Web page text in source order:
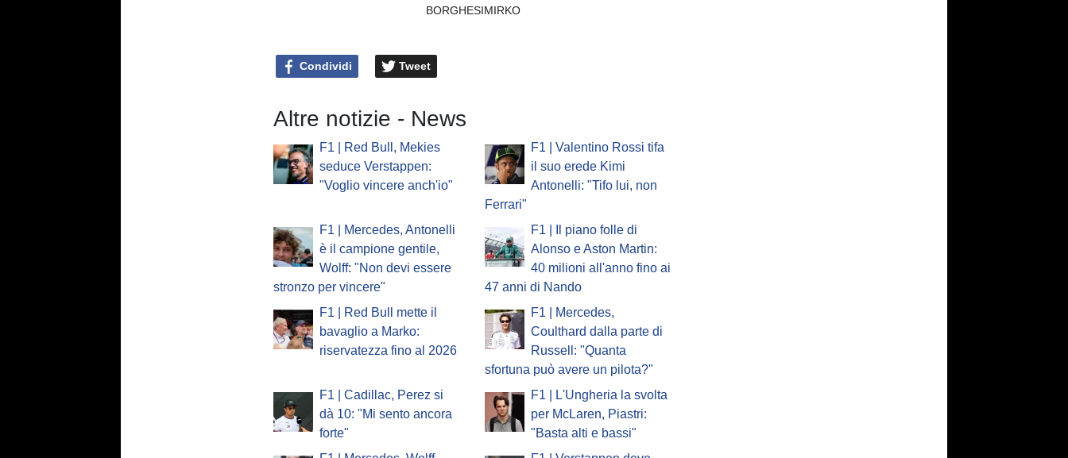
BORGHESIMIRKO
Condividi Tweet
Altre notizie - News
F1 | Red Bull, Mekies
seduce Verstappen:
"Voglio vincere anch'io"
F1 | Valentino Rossi tifa
il suo erede Kimi
Antonelli: "Tifo lui, non
Ferrari"
F1 | Mercedes, Antonelli
è il campione gentile,
Wolff: "Non devi essere
stronzo per vincere"
F1 | Il piano folle di
Alonso e Aston Martin:
40 milioni all'anno fino ai
47 anni di Nando
F1 | Red Bull mette il
bavaglio a Marko:
riservatezza fino al 2026
F1 | Mercedes,
Coulthard dalla parte di
Russell: "Quanta
sfortuna può avere un pilota?"
F1 | Cadillac, Perez si
dà 10: "Mi sento ancora
forte"
F1 | L'Ungheria la svolta
per McLaren, Piastri:
"Basta alti e bassi"